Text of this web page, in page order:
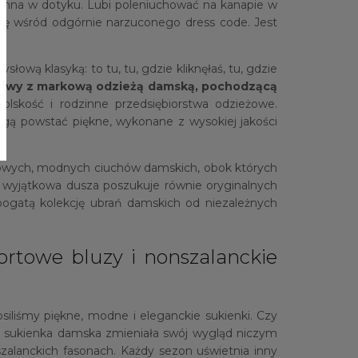
w dotyku. Lubi poleniuchować na kanapie w
wśród odgórnie narzuconego dress code. Jest
klasyką: to tu, tu, gdzie kliknęłaś, tu, gdzie
z markową odzieżą damską, pochodzącą
i rodzinne przedsiębiorstwa odzieżowe.
powstać piękne, wykonane z wysokiej jakości
modnych ciuchów damskich, obok których
dusza poszukuje równie oryginalnych
kolekcję ubrań damskich od niezależnych
bluzy i nonszalanckie
piękne, modne i eleganckie sukienki. Czy
damska zmieniała swój wygląd niczym
fasonach. Każdy sezon uświetnia inny